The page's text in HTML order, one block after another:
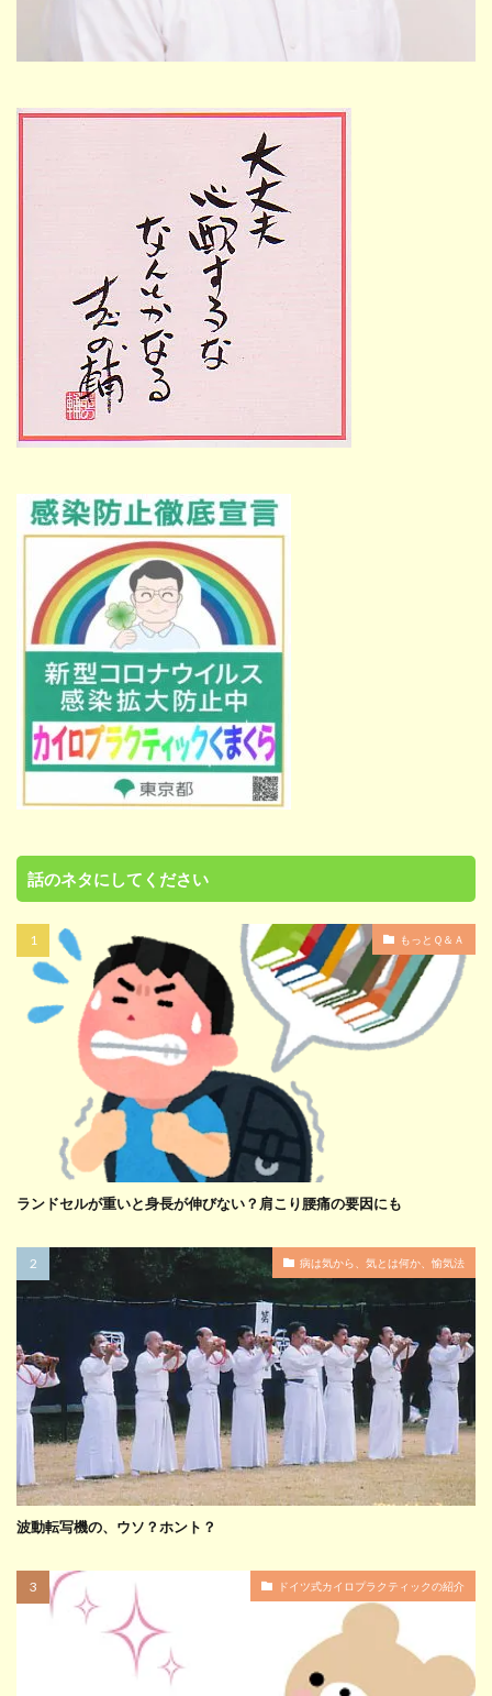
話のネタにしてください
もっとＱ＆Ａ
ランドセルが重いと身長が伸びない？肩こり腰痛の要因にも
病は気から、気とは何か、愉気法
波動転写機の、ウソ？ホント？
ドイツ式カイロプラクティックの紹介